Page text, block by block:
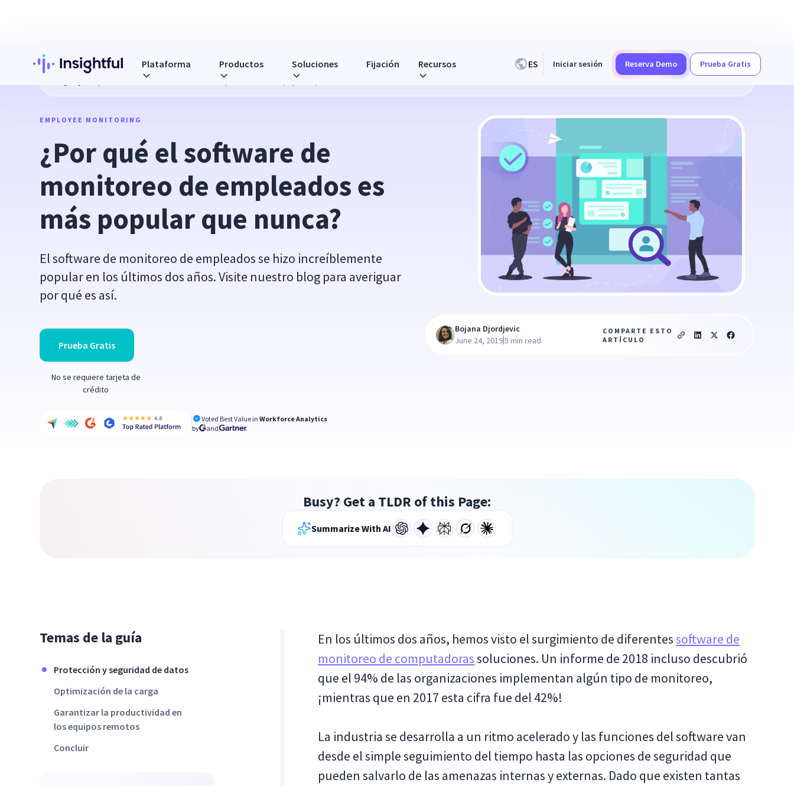
Plataforma Productos Soluciones Fijación Recursos ES Iniciar sesión Reserva Demo
Prueba Gratis
¿Por qué el software de monitoreo de empleados es más popular que nunca?
EMPLOYEE MONITORING
¿Por qué el software de
monitoreo de empleados es
más popular que nunca?
El software de monitoreo de empleados se hizo increíblemente
popular en los últimos dos años. Visite nuestro blog para averiguar
por qué es así.
Prueba Gratis
No se requiere tarjeta de
crédito
Voted Best Value inWorkforce Analytics
by
and
Bojana Djordjevic
June 24, 2019|5 min read
COMPARTE ESTO
ARTÍCULO
Busy? Get a TLDR of this Page:
Summarize With AI
Temas de la guía
Protección y seguridad de datos
Optimización de la carga
Garantizar la productividad en
los equipos remotos
Concluir
En los últimos dos años, hemos visto el surgimiento de diferentessoftware de
monitoreo de computadorassoluciones. Un informe de 2018 incluso descubrió
que el 94% de las organizaciones implementan algún tipo de monitoreo,
¡mientras que en 2017 esta cifra fue del 42%!
La industria se desarrolla a un ritmo acelerado y las funciones del software van
desde el simple seguimiento del tiempo hasta las opciones de seguridad que
pueden salvarlo de las amenazas internas y externas. Dado que existen tantas